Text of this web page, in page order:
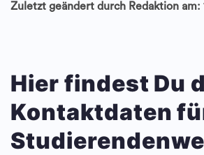
Zuletzt geändert durch Redaktion am:
Hier findest Du
Kontaktdaten